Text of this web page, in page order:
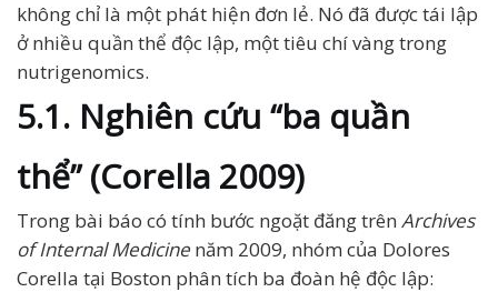
không chỉ là một phát hiện đơn lẻ. Nó đã được tái lập
ở nhiều quần thể độc lập, một tiêu chí vàng trong
nutrigenomics.
5.1. Nghiên cứu “ba quần
thể” (Corella 2009)
Trong bài báo có tính bước ngoặt đăng trên Archives
of Internal Medicine năm 2009, nhóm của Dolores
Corella tại Boston phân tích ba đoàn hệ độc lập: